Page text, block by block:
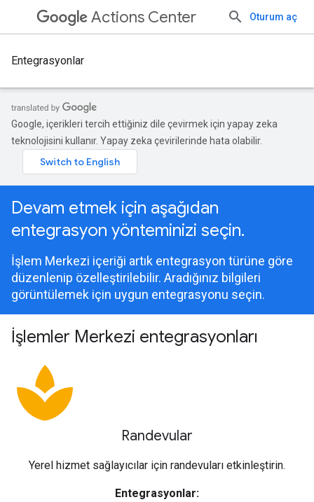
Actions Center Oturum aç
Entegrasyonlar
Google, içerikleri tercih ettiğiniz dile çevirmek için yapay zeka
teknolojisini kullanır. Yapay zeka çevirilerinde hata olabilir.
Devam etmek için aşağıdan
entegrasyon yönteminizi seçin.
İşlem Merkezi içeriği artık entegrasyon türüne göre
düzenlenip özelleştirilebilir. Aradığınız bilgileri
görüntülemek için uygun entegrasyonu seçin.
İşlemler Merkezi entegrasyonları
spa
Randevular
Yerel hizmet sağlayıcılar için randevuları etkinleştirin.
Entegrasyonlar: